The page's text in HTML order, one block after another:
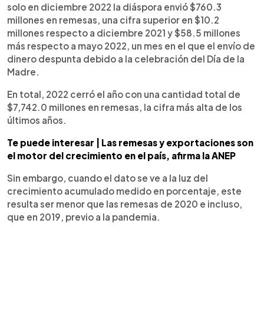
solo en diciembre 2022 la diáspora envió $760.3
millones en remesas, una cifra superior en $10.2
millones respecto a diciembre 2021 y $58.5 millones
más respecto a mayo 2022, un mes en el que el envío de
dinero despunta debido a la celebración del Día de la
Madre.
En total, 2022 cerró el año con una cantidad total de
$7,742.0 millones en remesas, la cifra más alta de los
últimos años.
Te puede interesar | Las remesas y exportaciones son
el motor del crecimiento en el país, afirma la ANEP
Sin embargo, cuando el dato se ve a la luz del
crecimiento acumulado medido en porcentaje, este
resulta ser menor que las remesas de 2020 e incluso,
que en 2019, previo a la pandemia.